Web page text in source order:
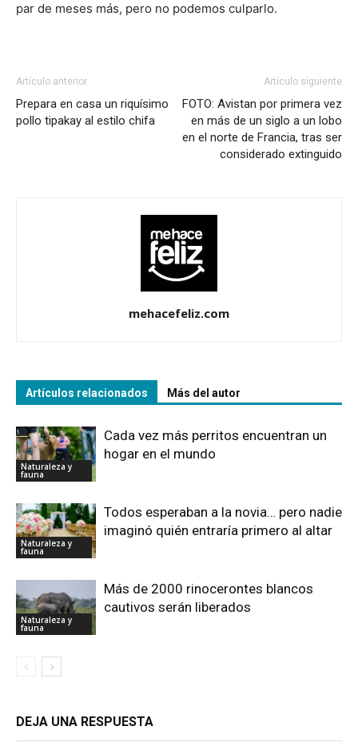
par de meses más, pero no podemos culparlo.
Artículo anterior
Prepara en casa un riquísimo
pollo tipakay al estilo chifa
Artículo siguiente
FOTO: Avistan por primera vez
en más de un siglo a un lobo
en el norte de Francia, tras ser
considerado extinguido
mehacefeliz.com
Artículos relacionados Más del autor
Naturaleza y
fauna
Cada vez más perritos encuentran un
hogar en el mundo
Naturaleza y
fauna
Todos esperaban a la novia… pero nadie
imaginó quién entraría primero al altar
Naturaleza y
fauna
Más de 2000 rinocerontes blancos
cautivos serán liberados
DEJA UNA RESPUESTA